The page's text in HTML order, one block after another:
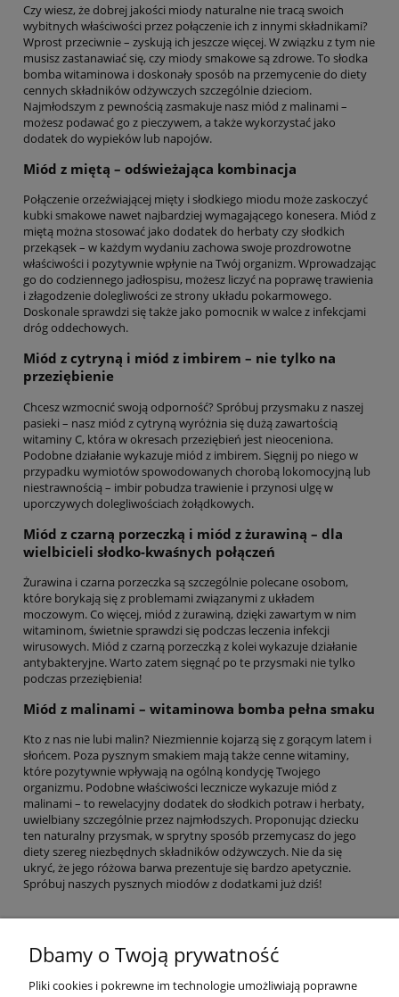
Czy wiesz, że dobrej jakości miody naturalne nie tracą swoich
wybitnych właściwości przez połączenie ich z innymi składnikami?
Wprost przeciwnie – zyskują ich jeszcze więcej. W związku z tym nie
musisz zastanawiać się, czy miody smakowe są zdrowe. To słodka
bomba witaminowa i doskonały sposób na przemycenie do diety
cennych składników odżywczych szczególnie dzieciom.
Najmłodszym z pewnością zasmakuje nasz miód z malinami –
możesz podawać go z pieczywem, a także wykorzystać jako
dodatek do wypieków lub napojów.
Miód z miętą – odświeżająca kombinacja
Połączenie orzeźwiającej mięty i słodkiego miodu może zaskoczyć
kubki smakowe nawet najbardziej wymagającego konesera. Miód z
miętą można stosować jako dodatek do herbaty czy słodkich
przekąsek – w każdym wydaniu zachowa swoje prozdrowotne
właściwości i pozytywnie wpłynie na Twój organizm. Wprowadzając
go do codziennego jadłospisu, możesz liczyć na poprawę trawienia
i złagodzenie dolegliwości ze strony układu pokarmowego.
Doskonale sprawdzi się także jako pomocnik w walce z infekcjami
dróg oddechowych.
Miód z cytryną i miód z imbirem – nie tylko na
przeziębienie
Chcesz wzmocnić swoją odporność? Spróbuj przysmaku z naszej
pasieki – nasz miód z cytryną wyróżnia się dużą zawartością
witaminy C, która w okresach przeziębień jest nieoceniona.
Podobne działanie wykazuje miód z imbirem. Sięgnij po niego w
przypadku wymiotów spowodowanych chorobą lokomocyjną lub
niestrawnością – imbir pobudza trawienie i przynosi ulgę w
uporczywych dolegliwościach żołądkowych.
Miód z czarną porzeczką i miód z żurawiną – dla
wielbicieli słodko-kwaśnych połączeń
Żurawina i czarna porzeczka są szczególnie polecane osobom,
które borykają się z problemami związanymi z układem
moczowym. Co więcej, miód z żurawiną, dzięki zawartym w nim
witaminom, świetnie sprawdzi się podczas leczenia infekcji
wirusowych. Miód z czarną porzeczką z kolei wykazuje działanie
antybakteryjne. Warto zatem sięgnąć po te przysmaki nie tylko
podczas przeziębienia!
Miód z malinami – witaminowa bomba pełna smaku
Kto z nas nie lubi malin? Niezmiennie kojarzą się z gorącym latem i
słońcem. Poza pysznym smakiem mają także cenne witaminy,
które pozytywnie wpływają na ogólną kondycję Twojego
organizmu. Podobne właściwości lecznicze wykazuje miód z
malinami – to rewelacyjny dodatek do słodkich potraw i herbaty,
uwielbiany szczególnie przez najmłodszych. Proponując dziecku
ten naturalny przysmak, w sprytny sposób przemycasz do jego
diety szereg niezbędnych składników odżywczych. Nie da się
ukryć, że jego różowa barwa prezentuje się bardzo apetycznie.
Spróbuj naszych pysznych miodów z dodatkami już dziś!
Pomoc
Dbamy o Twoją prywatność
Pliki cookies i pokrewne im technologie umożliwiają poprawne